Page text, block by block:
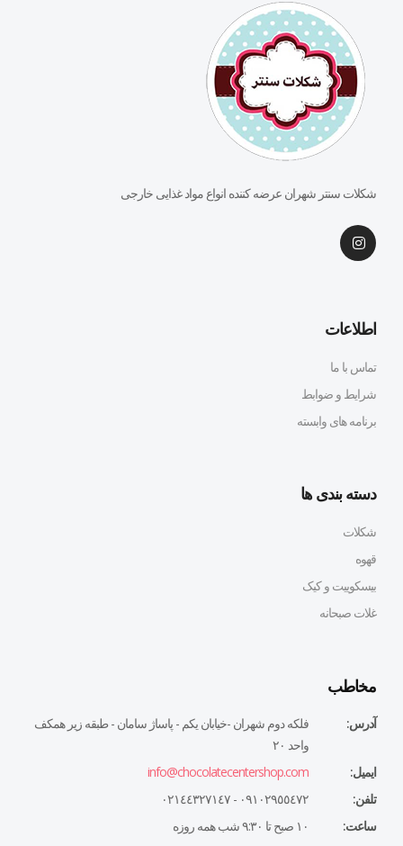
شکلات سنتر شهران عرضه کننده انواع مواد غذایی خارجی
اطلاعات
تماس با ما
شرایط و ضوابط
برنامه های وابسته
دسته بندی ها
شکلات
قهوه
بیسکوییت و کیک
غلات صبحانه
مخاطب
آدرس:
فلكه دوم شهران -خيابان يكم - پاساژ سامان - طبقه زير همكف
واحد ٢٠
ایمیل:
info@chocolatecentershop.com
تلفن:
٠٩١٠٢٩٥٥٤٧٢ - ٠٢١٤٤٣٢٧١٤٧
ساعت:
١٠ صبح تا ٩:٣٠ شب همه روزه